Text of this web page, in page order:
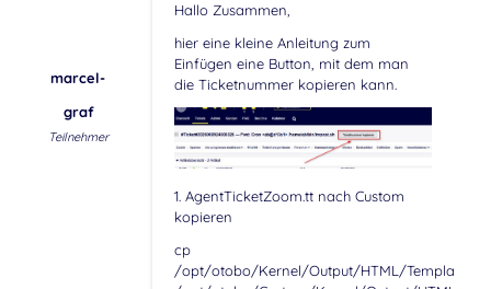
marcel-
graf
Teilnehmer
Hallo Zusammen,
hier eine kleine Anleitung zum
Einfügen eine Button, mit dem man
die Ticketnummer kopieren kann.
1. AgentTicketZoom.tt nach Custom
kopieren
cp
/opt/otobo/Kernel/Output/HTML/Templates/